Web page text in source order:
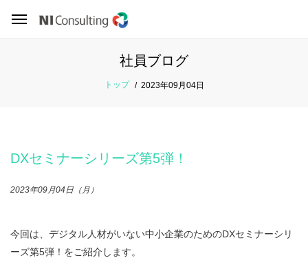
社員ブログ
トップ 2023年09月04日
DXセミナーシリーズ第5弾！
2023年09月04日（月）
今回は、デジタル人材がいない中小企業のためのDXセミナーシリ
ーズ第5弾！をご紹介します。